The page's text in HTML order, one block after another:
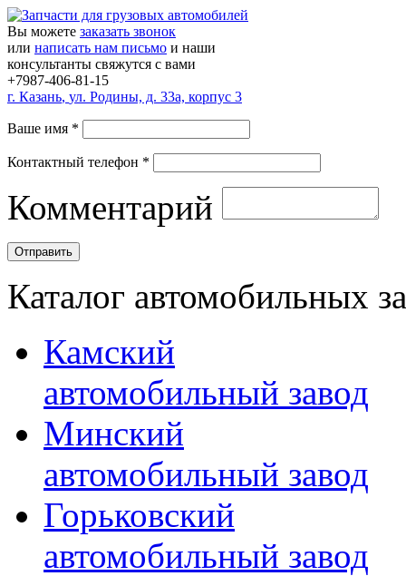
Вы можете заказать звонок
или написать нам письмо и наши
консультанты свяжутся с вами
+7987-406-81-15
г. Казань, ул. Родины, д. 33а, корпус 3
Ваше имя *
Контактный телефон *
Комментарий
Каталог автомобильных
Камский
автомобильный завод
Минский
автомобильный завод
Горьковский
автомобильный завод